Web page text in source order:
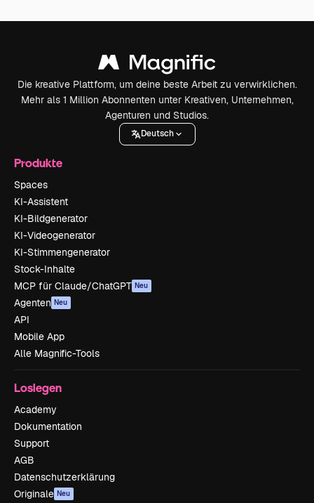
Die kreative Plattform, um deine beste Arbeit zu verwirklichen.
Mehr als 1 Million Abonnenten unter Kreativen, Unternehmen,
Agenturen und Studios.
Deutsch
Produkte
Spaces
KI-Assistent
KI-Bildgenerator
KI-Videogenerator
KI-Stimmengenerator
Stock-Inhalte
MCP für Claude/ChatGPT Neu
Agenten Neu
API
Mobile App
Alle Magnific-Tools
Loslegen
Academy
Dokumentation
Support
AGB
Datenschutzerklärung
Originale Neu